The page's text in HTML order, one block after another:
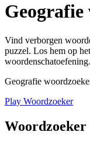
Geografie
Vind verborgen
puzzel. Los hem op
woordenschatoefening.
Geografie
Play Woordzoeker
Woordzoeker